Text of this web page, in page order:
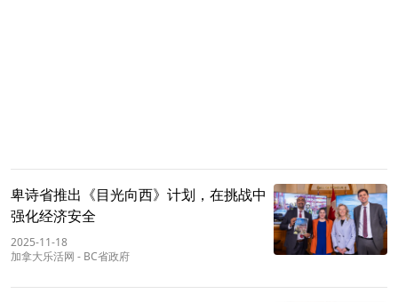
卑诗省推出《目光向西》计划，在挑战中
强化经济安全
2025-11-18
加拿大乐活网 - BC省政府